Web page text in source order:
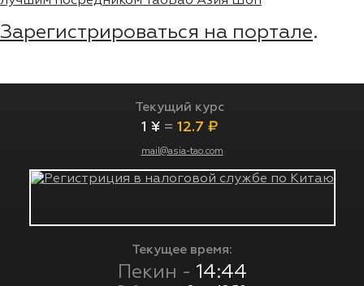
Зарегистрироваться на портале.
Текущий курс
1 ¥ = 12.7 ₽
mail@asia-tao.com
Текущее время:
Пекин - 14:44